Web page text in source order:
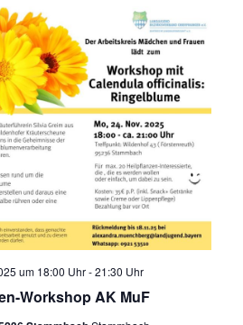
Workshop AK MuF
um 18:00 Uhr-21:30 Uhr